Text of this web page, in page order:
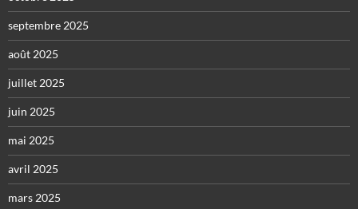
septembre 2025
août 2025
juillet 2025
juin 2025
mai 2025
avril 2025
mars 2025